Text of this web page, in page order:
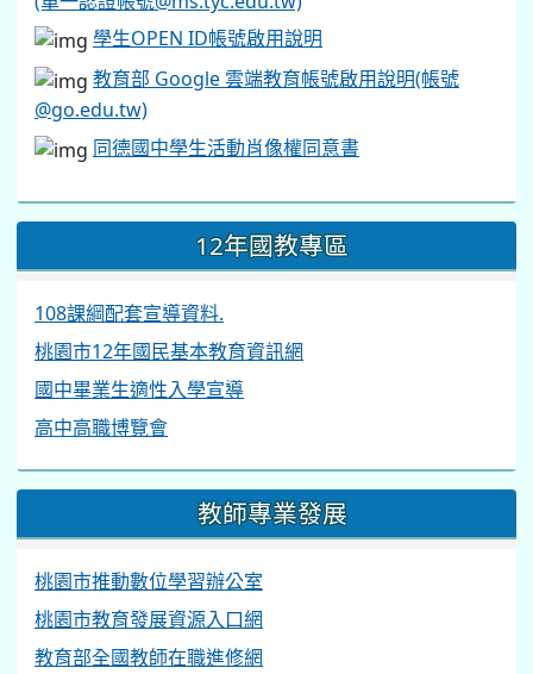
學生OPEN ID帳號啟用說明
教育部 Google 雲端教育帳號啟用說明(帳號
@go.edu.tw)
同德國中學生活動肖像權同意書
12年國教專區
108課綱配套宣導資料.
桃園市12年國民基本教育資訊網
國中畢業生適性入學宣導
高中高職博覽會
教師專業發展
桃園市推動數位學習辦公室
桃園市教育發展資源入口網
教育部全國教師在職進修網